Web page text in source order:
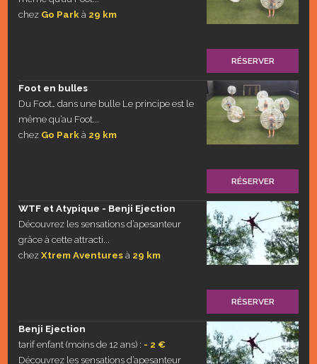
chez Go Parkà 29 km
RÉSERVER
Foot en bulles
Du Foot… dans une bulle Le principe est le
même qu’au Foot...
chez Go Park à 29 km
RÉSERVER
WTF et Atypique - Benji Ejection
Découvrez les sensations d’apesanteur
grâce à cette attracti...
chez Xtrem Aventuresà 29 km
RÉSERVER
Benji Ejection
tarif enfant (moins de 12 ans) : - 2 €
Découvrez les sensations d’apesanteur